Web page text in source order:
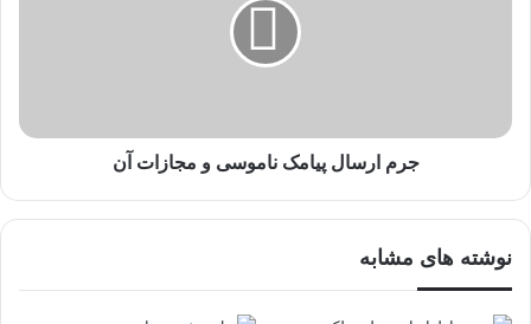
جرم ارسال پیامک ناموسی و مجازات آن
نوشته های مشابه